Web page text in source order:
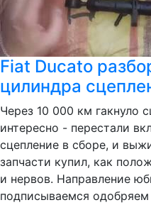
Fiat Ducato
цилиндра
Через 10 000 км гакнуло
интересно - перестали
сцепление в сборе, и
запчасти купил, как
и нервов. Направление
подписываемся